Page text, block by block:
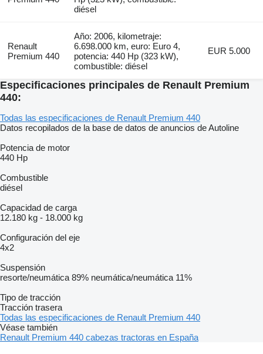
diésel
Renault
Premium 440
Año: 2006, kilometraje:
6.698.000 km, euro: Euro 4,
potencia: 440 Hp (323 kW),
combustible: diésel
EUR 5.000
Especificaciones principales de Renault Premium
440:
Todas las especificaciones de Renault Premium 440
Datos recopilados de la base de datos de anuncios de Autoline
Potencia de motor
440 Hp
Combustible
diésel
Capacidad de carga
12.180 kg - 18.000 kg
Configuración del eje
4x2
Suspensión
resorte/neumática 89% neumática/neumática 11%
Tipo de tracción
Tracción trasera
Todas las especificaciones de Renault Premium 440
Véase también
Renault Premium 440 cabezas tractoras en España